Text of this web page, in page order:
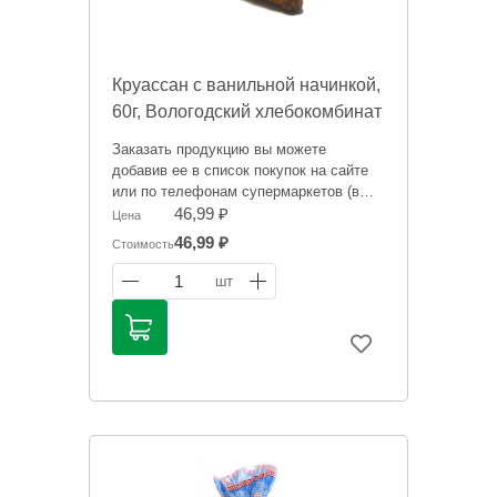
Круассан с ванильной начинкой,
60г, Вологодский хлебокомбинат
Заказать продукцию вы можете
добавив ее в список покупок на сайте
или по телефонам супермаркетов (в
зависимости от того, где вам будет
удобнее забрать заказ):
тел. 759-995, 8 911 524 03 01
(Администратор СМ на ул. Герцена, 20)
Цена носит исключительно
ориентировочный характер и может
отличаться, точную стоимость "на
оформлении заказа.
Цена 46,99 ₽
Стоимость46,99 ₽
1 шт